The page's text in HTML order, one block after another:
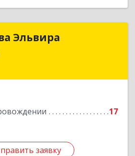
Эльвира
17
заявку
Васильева Эльвира
заявку